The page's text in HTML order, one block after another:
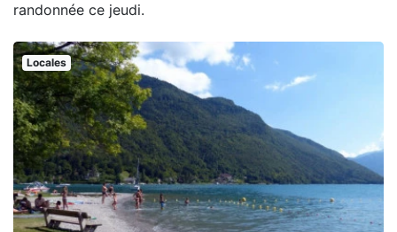
randonnée ce jeudi.
Locales